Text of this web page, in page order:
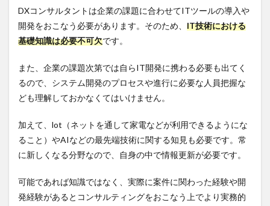
DXコンサルタントは企業の課題に合わせてITツールの導入や
開発をおこなう必要があります。そのため、 IT技術における
基礎知識は必要不可欠です。
また、企業の課題次第では自らIT開発に携わる必要も出てく
るので、システム開発のプロセスや進行に必要な人員把握な
ども理解しておかなくてはいけません。
加えて、lot（ネットを通して家電などが利用できるようにな
ること）やAIなどの最先端技術に関する知見も必要です。常
に新しくなる分野なので、自身の中で情報更新が必要です。
可能であれば知識ではなく、実際に案件に関わった経験や開
発経験があるとコンサルティングをおこなう上でより実務的